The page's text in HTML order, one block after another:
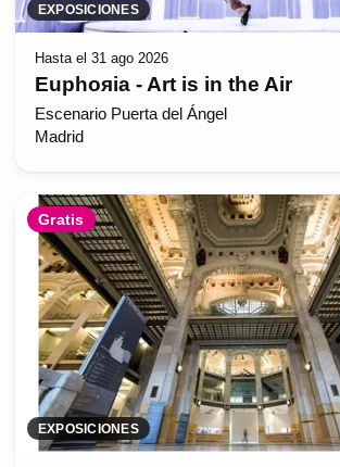
EXPOSICIONES
Hasta el 31 ago 2026
Euphoяia - Art is in the Air
Escenario Puerta del Ángel
Madrid
Gratis
EXPOSICIONES